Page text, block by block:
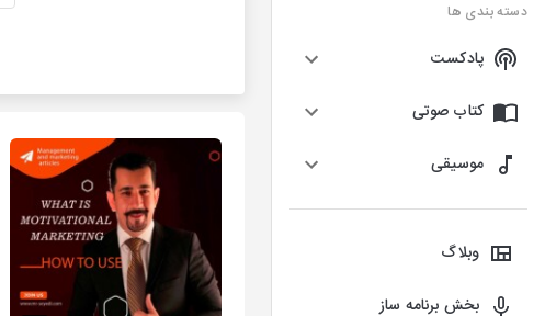
دسته بندی ها
پادکست
کتاب صوتی
موسیقی
وبلاگ
بخش برنامه ساز